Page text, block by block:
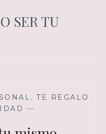
SER TU
, TE REGALO
—